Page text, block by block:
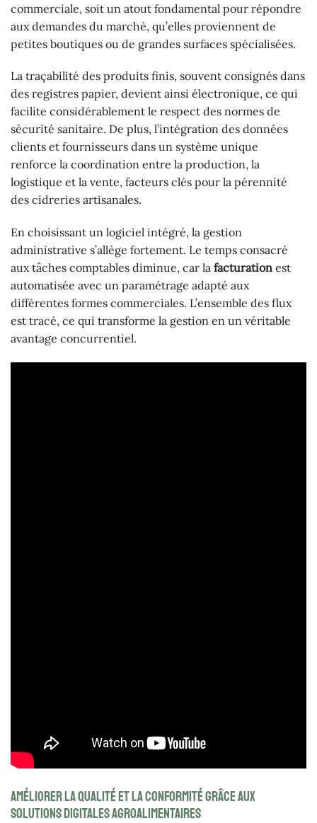
commerciale, soit un atout fondamental pour répondre
aux demandes du marché, qu’elles proviennent de
petites boutiques ou de grandes surfaces spécialisées.
La traçabilité des produits finis, souvent consignés dans
des registres papier, devient ainsi électronique, ce qui
facilite considérablement le respect des normes de
sécurité sanitaire. De plus, l’intégration des données
clients et fournisseurs dans un système unique
renforce la coordination entre la production, la
logistique et la vente, facteurs clés pour la pérennité
des cidreries artisanales.
En choisissant un logiciel intégré, la gestion
administrative s’allège fortement. Le temps consacré
aux tâches comptables diminue, car la facturation est
automatisée avec un paramétrage adapté aux
différentes formes commerciales. L’ensemble des flux
est tracé, ce qui transforme la gestion en un véritable
avantage concurrentiel.
Améliorer la qualité et la conformité grâce aux
solutions digitales agroalimentaires